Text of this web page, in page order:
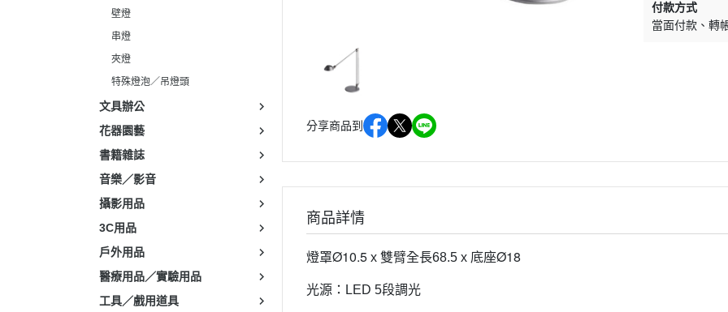
壁燈
串燈
夾燈
特殊燈泡／吊燈頭
文具辦公
花器園藝
書籍雜誌
音樂／影音
攝影用品
3C用品
戶外用品
醫療用品／實驗用品
工具／戲用道具
分享商品到
付款方式
當面付款
轉
商品詳情
燈罩Ø10.5 x 雙臂全長68.5 x 底座Ø18
光源：LED 5段調光